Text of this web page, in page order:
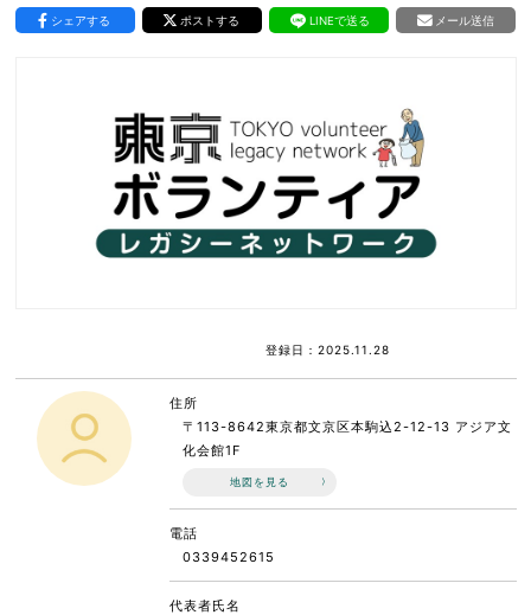
シェアする ポストする LINEで送る メール送信
登録日：2025.11.28
住所
〒113-8642東京都文京区本駒込2-12-13 アジア文
化会館1F
地図を見る
電話
0339452615
代表者氏名